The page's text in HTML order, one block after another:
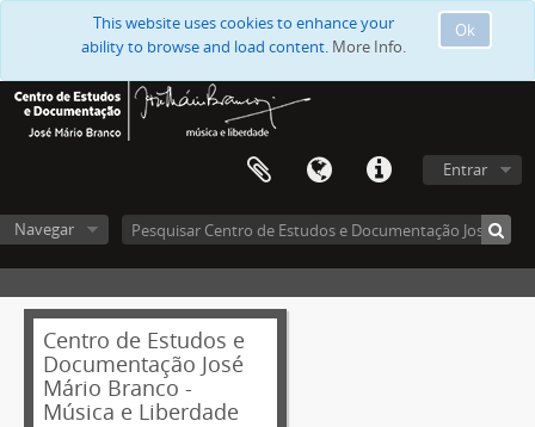
Ok
This website uses cookies to enhance your
ability to browse and load content. More Info.
Entrar
Navegar
Centro de Estudos e
Documentação José
Mário Branco -
Música e Liberdade